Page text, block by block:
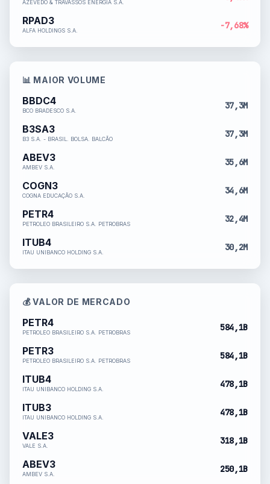
AZEVEDO & TRAVASSOS ENERGIA S.A.
RPAD3
ALFA HOLDINGS S.A. -7,68%
📊 MAIOR VOLUME
BBDC4
BCO BRADESCO S.A. 37,3M
B3SA3
B3 S.A. - BRASIL. BOLSA. BALCÃO 37,3M
ABEV3
AMBEV S.A. 35,6M
COGN3
COGNA EDUCAÇÃO S.A. 34,6M
PETR4
PETROLEO BRASILEIRO S.A. PETROBRAS 32,4M
ITUB4
ITAU UNIBANCO HOLDING S.A. 30,2M
💰 VALOR DE MERCADO
PETR4
PETROLEO BRASILEIRO S.A. PETROBRAS 584,1B
PETR3
PETROLEO BRASILEIRO S.A. PETROBRAS 584,1B
ITUB4
ITAU UNIBANCO HOLDING S.A. 478,1B
ITUB3
ITAU UNIBANCO HOLDING S.A. 478,1B
VALE3
VALE S.A. 318,1B
ABEV3
AMBEV S.A. 250,1B